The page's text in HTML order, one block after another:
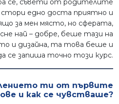
едно доста приятно и
за мен място, но сферата,
най – добре, беше тази на
и дизайна, та това беше и
се запиша точно този курс.
ти от първите
и как се чувстваше?